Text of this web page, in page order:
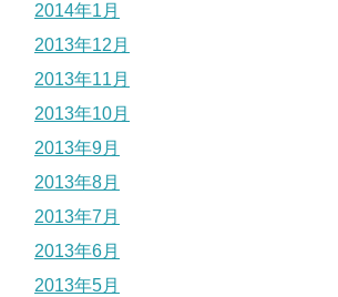
2014年1月
2013年12月
2013年11月
2013年10月
2013年9月
2013年8月
2013年7月
2013年6月
2013年5月